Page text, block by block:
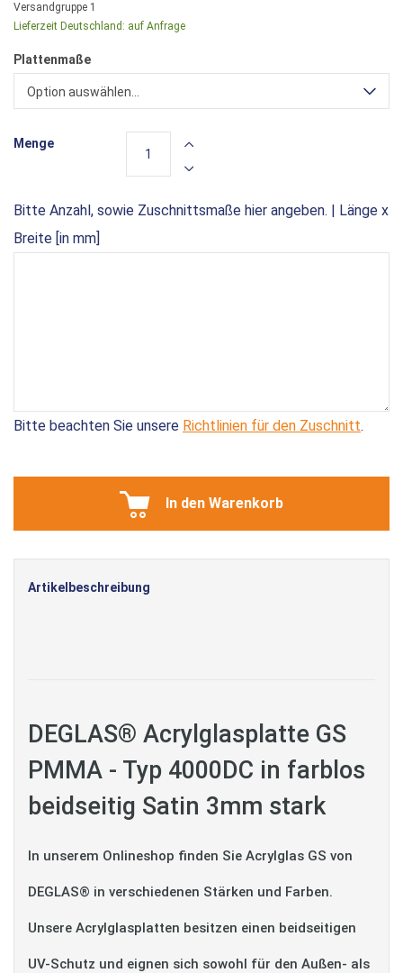
Versandgruppe 1
Lieferzeit Deutschland: auf Anfrage
Plattenmaße
Option auswählen...
Bitte Anzahl, sowie Zuschnittsmaße hier angeben. | Länge x
Breite [in mm]
Bitte beachten Sie unsere Richtlinien für den Zuschnitt.
Menge
In den Warenkorb
Artikelbeschreibung
DEGLAS® Acrylglasplatte GS
PMMA - Typ 4000DC in farblos
beidseitig Satin 3mm stark
In unserem Onlineshop finden Sie Acrylglas GS von
DEGLAS® in verschiedenen Stärken und Farben.
Unsere Acrylglasplatten besitzen einen beidseitigen
UV-Schutz und eignen sich sowohl für den Außen- als